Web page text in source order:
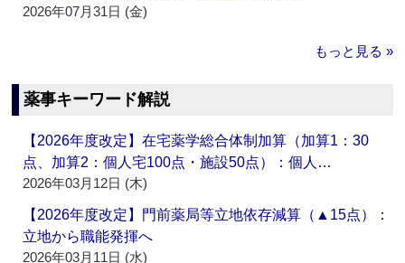
2026年07月31日 (金)
もっと見る »
薬事キーワード解説
【2026年度改定】在宅薬学総合体制加算（加算1：30
点、加算2：個人宅100点・施設50点）：個人…
2026年03月12日 (木)
【2026年度改定】門前薬局等立地依存減算（▲15点）：
立地から職能発揮へ
2026年03月11日 (水)